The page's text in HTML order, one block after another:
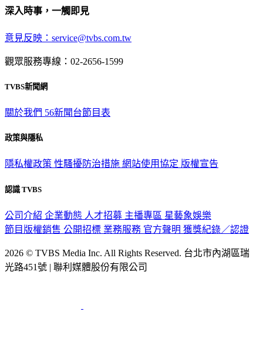
深入時事，一觸即見
意見反映：service@tvbs.com.tw
觀眾服務專線：02-2656-1599
TVBS新聞網
關於我們 56新聞台節目表
政策與隱私
隱私權政策 性騷擾防治措施 網站使用協定 版權宣告
認識 TVBS
公司介紹 企業動態 人才招募 主播專區 星藝象娛樂
節目版權銷售 公開招標 業務服務 官方聲明 獲獎紀錄／認證
2026 © TVBS Media Inc. All Rights Reserved. 台北市內湖區瑞
光路451號 | 聯利媒體股份有限公司